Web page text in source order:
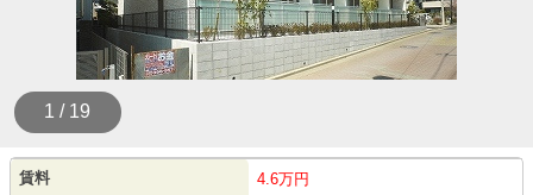
1 / 19
賃料 4.6万円